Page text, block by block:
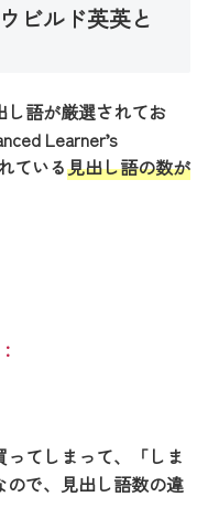
ビルド英英と
し語が厳選されてお
Learner’s
ている見出し語の数が
てしまって、「しま
ので、見出し語数の違